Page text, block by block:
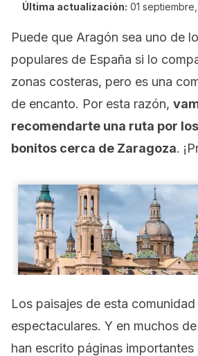
Última actualización: 01
Puede que Aragón sea uno de
populares de España si lo
zonas costeras, pero es una
de encanto. Por esta razón,
recomendarte una ruta por
bonitos cerca de Zaragoza.
Los paisajes de esta comunidad
espectaculares. Y en muchos
han escrito páginas